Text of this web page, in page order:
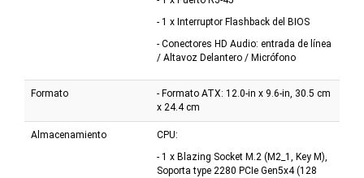
- 1 x Interruptor Flashback del BIOS
- Conectores HD Audio: entrada de línea
/ Altavoz Delantero / Micrófono
Formato
- Formato ATX: 12.0-in x 9.6-in, 30.5 cm
x 24.4 cm
Almacenamiento
CPU:
- 1 x Blazing Socket M.2 (M2_1, Key M),
Soporta type 2280 PCIe Gen5x4 (128